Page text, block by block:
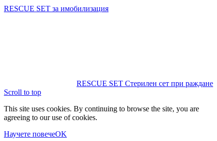
RESCUE SET за имобилизация
RESCUE SET Стерилен сет при раждане
Scroll to top
This site uses cookies. By continuing to browse the site, you are
agreeing to our use of cookies.
Научете повечеOK